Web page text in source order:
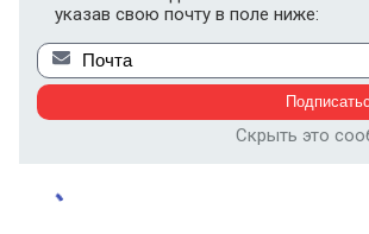
указав свою почту в поле ниже:
Скрыть это